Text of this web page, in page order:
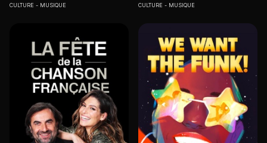
CULTURE MUSIQUE CULTURE MUSIQUE